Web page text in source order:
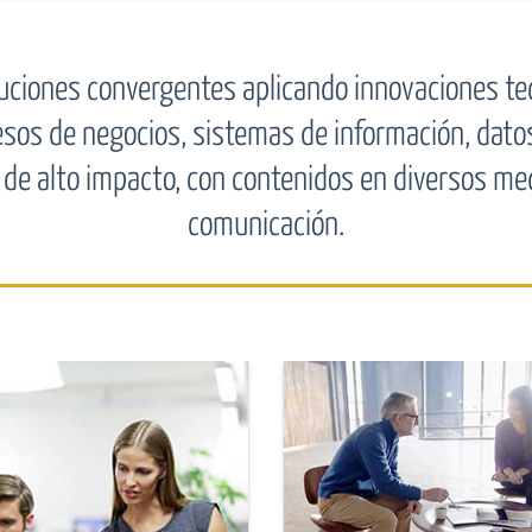
convergentes aplicando innovaciones
de negocios, sistemas de información,
alto impacto, con contenidos en diversos
comunicación.
add
hearing
damos soporte a
procesos de negocios de
hearing
Por favor presione el
para completar el